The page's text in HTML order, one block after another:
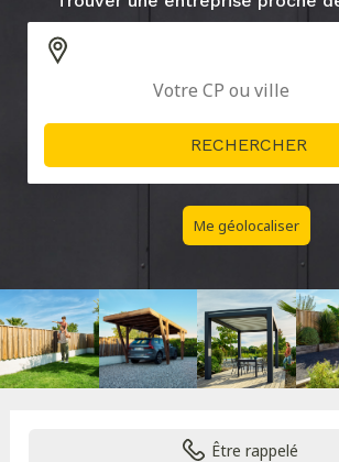
Me géolocaliser
Être rappelé